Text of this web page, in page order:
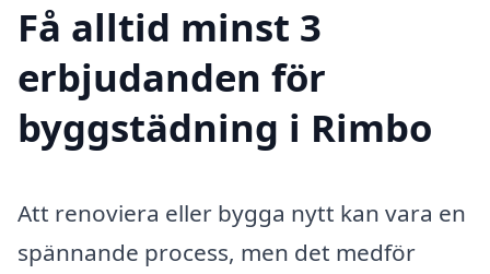
Få alltid minst 3
erbjudanden för
byggstädning i Rimbo
Att renoviera eller bygga nytt kan vara en
spännande process, men det medför